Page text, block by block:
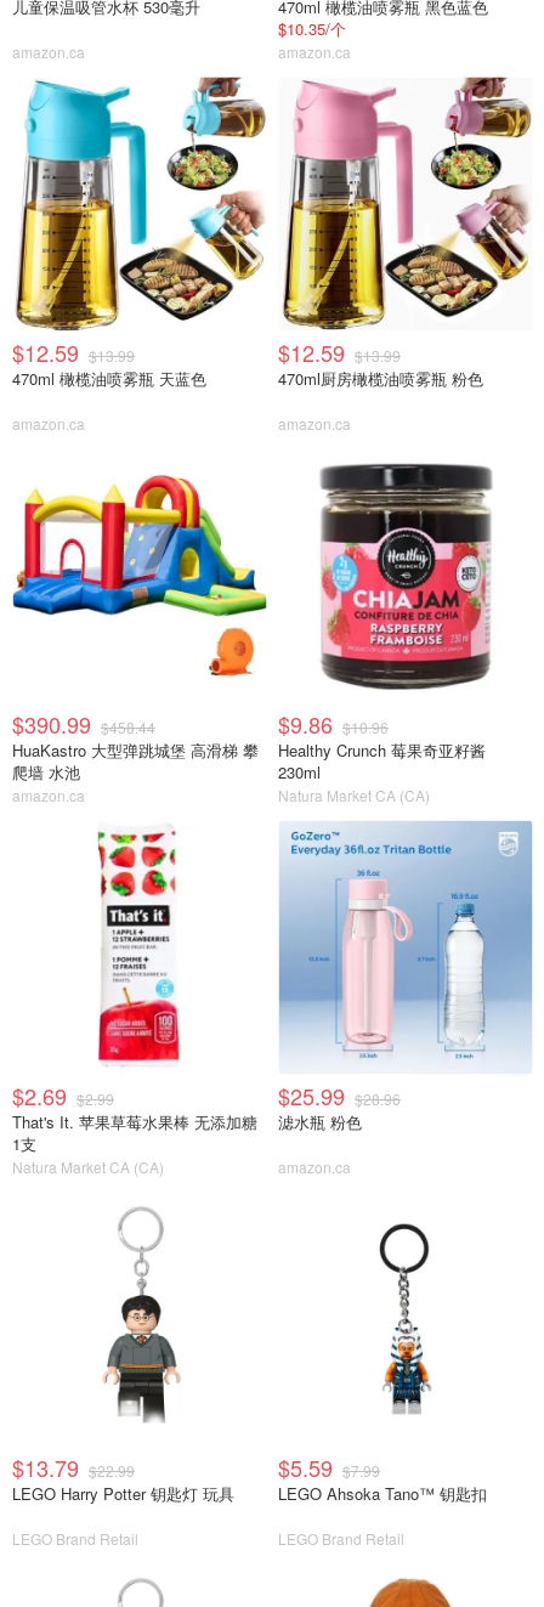
儿童保温吸管水杯 530毫升
amazon.ca
470ml 橄榄油喷雾瓶 黑色蓝色
$10.35/个
amazon.ca
$12.59 $13.99
470ml 橄榄油喷雾瓶 天蓝色
amazon.ca
$12.59 $13.99
470ml厨房橄榄油喷雾瓶 粉色
amazon.ca
$390.99 $458.44
HuaKastro 大型弹跳城堡 高滑梯 攀
爬墙 水池
amazon.ca
$9.86 $10.96
Healthy Crunch 莓果奇亚籽酱
230ml
Natura Market CA (CA)
$2.69 $2.99
That's It. 苹果草莓水果棒 无添加糖
1支
Natura Market CA (CA)
$25.99 $28.96
滤水瓶 粉色
amazon.ca
$13.79 $22.99
LEGO Harry Potter 钥匙灯 玩具
LEGO Brand Retail
$5.59 $7.99
LEGO Ahsoka Tano™ 钥匙扣
LEGO Brand Retail